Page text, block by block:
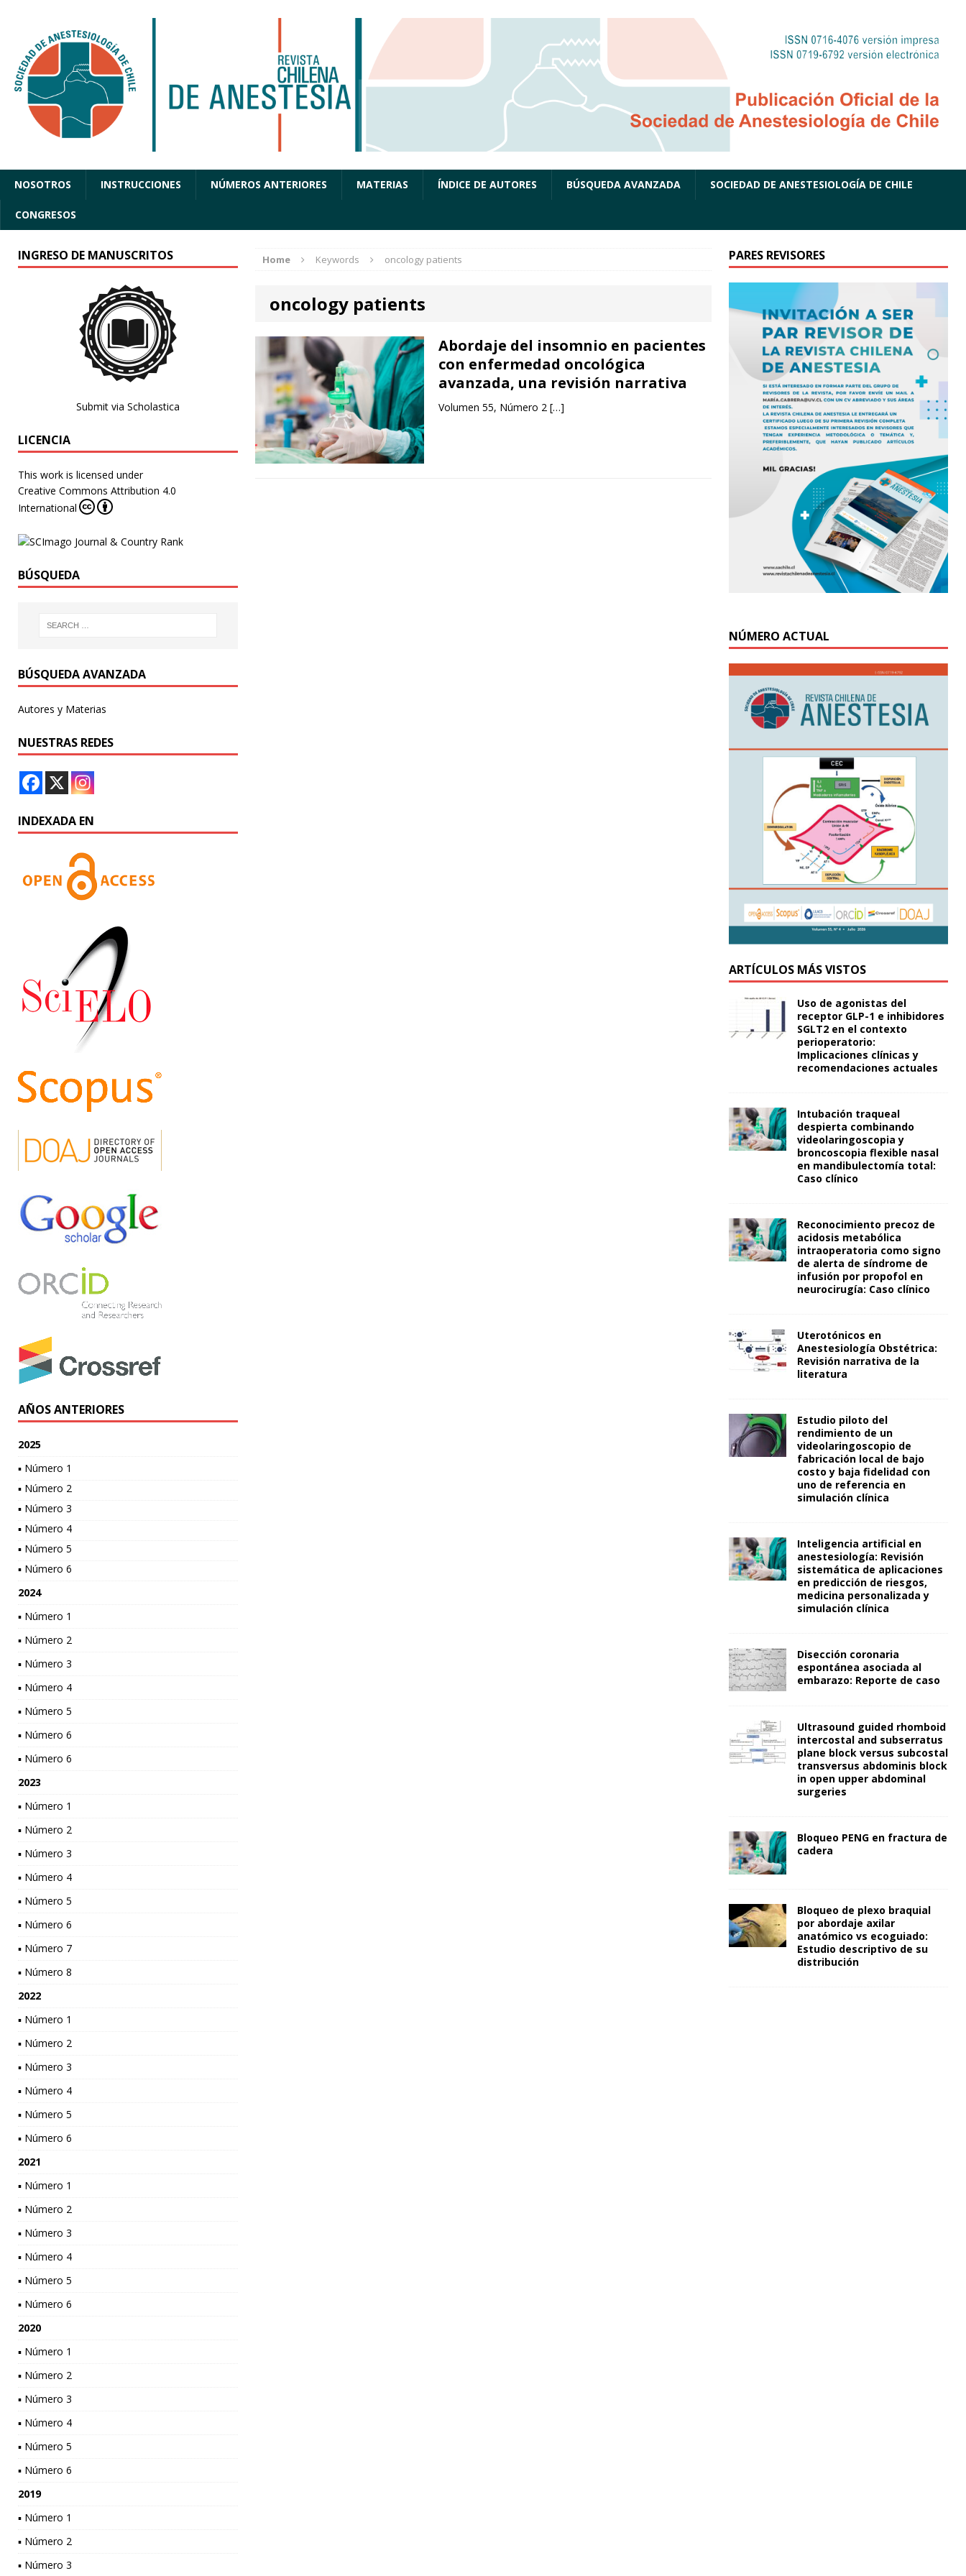
NOSOTROS INSTRUCCIONES NÚMEROS ANTERIORES MATERIAS ÍNDICE DE AUTORES BÚSQUEDA AVANZADA SOCIEDAD DE ANESTESIOLOGÍA DE CHILE
CONGRESOS
Home Keywords oncology patients
oncology patients
Abordaje del insomnio en pacientes
con enfermedad oncológica
avanzada, una revisión narrativa
Volumen 55, Número 2 […]
INGRESO DE MANUSCRITOS
Submit via Scholastica
LICENCIA
This work is licensed under
Creative Commons Attribution 4.0
International
BÚSQUEDA
BÚSQUEDA AVANZADA
Autores y Materias
NUESTRAS REDES
INDEXADA EN
AÑOS ANTERIORES
2025
▪ Número 1
▪ Número 2
▪ Número 3
▪ Número 4
▪ Número 5
▪ Número 6
2024
▪ Número 1
▪ Número 2
▪ Número 3
▪ Número 4
▪ Número 5
▪ Número 6
▪ Número 6
2023
▪ Número 1
▪ Número 2
▪ Número 3
▪ Número 4
▪ Número 5
▪ Número 6
▪ Número 7
▪ Número 8
2022
▪ Número 1
▪ Número 2
▪ Número 3
▪ Número 4
▪ Número 5
▪ Número 6
2021
▪ Número 1
▪ Número 2
▪ Número 3
▪ Número 4
▪ Número 5
▪ Número 6
2020
▪ Número 1
▪ Número 2
▪ Número 3
▪ Número 4
▪ Número 5
▪ Número 6
2019
▪ Número 1
▪ Número 2
▪ Número 3
PARES REVISORES
NÚMERO ACTUAL
ARTÍCULOS MÁS VISTOS
Uso de agonistas del
receptor GLP-1 e inhibidores
SGLT2 en el contexto
perioperatorio:
Implicaciones clínicas y
recomendaciones actuales
Intubación traqueal
despierta combinando
videolaringoscopia y
broncoscopia flexible nasal
en mandibulectomía total:
Caso clínico
Reconocimiento precoz de
acidosis metabólica
intraoperatoria como signo
de alerta de síndrome de
infusión por propofol en
neurocirugía: Caso clínico
Uterotónicos en
Anestesiología Obstétrica:
Revisión narrativa de la
literatura
Estudio piloto del
rendimiento de un
videolaringoscopio de
fabricación local de bajo
costo y baja fidelidad con
uno de referencia en
simulación clínica
Inteligencia artificial en
anestesiología: Revisión
sistemática de aplicaciones
en predicción de riesgos,
medicina personalizada y
simulación clínica
Disección coronaria
espontánea asociada al
embarazo: Reporte de caso
Ultrasound guided rhomboid
intercostal and subserratus
plane block versus subcostal
transversus abdominis block
in open upper abdominal
surgeries
Bloqueo PENG en fractura de
cadera
Bloqueo de plexo braquial
por abordaje axilar
anatómico vs ecoguiado:
Estudio descriptivo de su
distribución